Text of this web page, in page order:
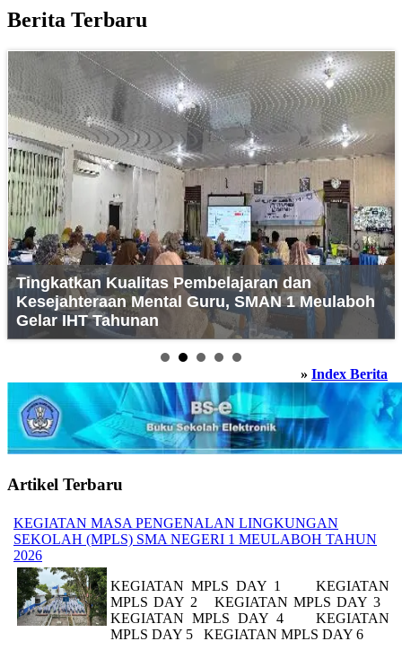
Berita Terbaru
Tingkatkan Kualitas Pembelajaran dan
Kesejahteraan Mental Guru, SMAN 1 Meulaboh
Gelar IHT Tahunan
» Index Berita
Artikel Terbaru
KEGIATAN MASA PENGENALAN LINGKUNGAN
SEKOLAH (MPLS) SMA NEGERI 1 MEULABOH TAHUN
2026
KEGIATAN MPLS DAY 1 KEGIATAN
MPLS DAY 2 KEGIATAN MPLS DAY 3
KEGIATAN MPLS DAY 4 KEGIATAN
MPLS DAY 5 KEGIATAN MPLS DAY 6